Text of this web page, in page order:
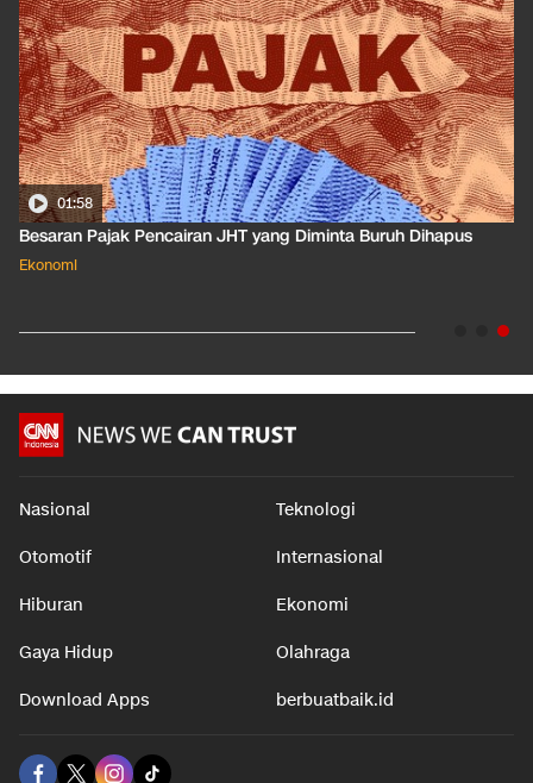
01:58
Besaran Pajak Pencairan JHT yang Diminta Buruh Dihapus
Ekonomi
Nasional Teknologi
Otomotif Internasional
Hiburan Ekonomi
Gaya Hidup Olahraga
Download Apps berbuatbaik.id